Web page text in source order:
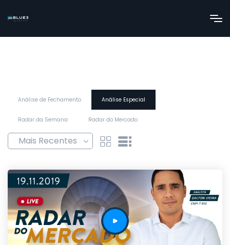
Análise de Fechamento Análise Especial
Radar da Semana Radar do Mercado